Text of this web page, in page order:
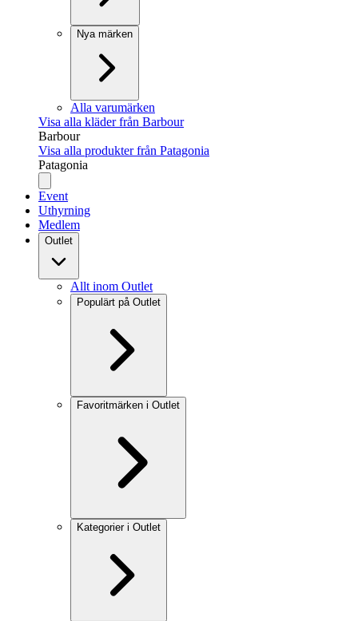
Nya märken
Alla varumärken
Visa alla kläder från Barbour
Barbour
Visa alla produkter från Patagonia
Patagonia
Event
Uthyrning
Medlem
Outlet
Allt inom Outlet
Populärt på Outlet
Favoritmärken i Outlet
Kategorier i Outlet